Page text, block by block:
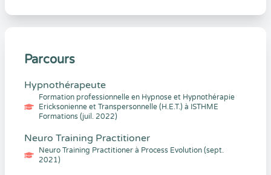
Parcours
Hypnothérapeute
Formation professionnelle en Hypnose et Hypnothérapie
Ericksonienne et Transpersonnelle (H.E.T.) à ISTHME
Formations (juil. 2022)
Neuro Training Practitioner
Neuro Training Practitioner à Process Evolution (sept.
2021)